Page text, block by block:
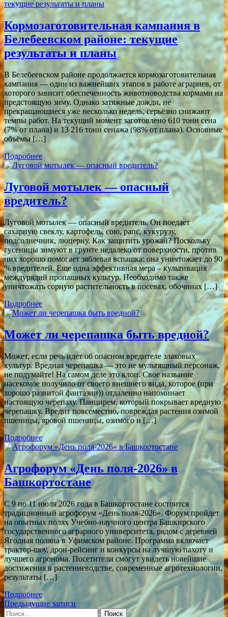
Кормозаготовительная кампания в
Белебеевском районе: текущие
результаты и планы
В Белебеевском районе продолжается кормозаготовительная
кампания — один из важнейших этапов в работе аграриев, от
которого зависит обеспеченность животноводства кормами на
предстоящую зиму. Однако затяжные дожди, не
прекращающиеся уже несколько недель, серьёзно снижают
темпы работ. На текущий момент заготовлено 610 тонн сена
(7% от плана) и 13 216 тонн сенажа (98% от плана). Основные
объёмы […]
Подробнее
Луговой мотылек — опасный
вредитель?
Луговой мотылек — опасный вредитель. Он поедает
сахарную свеклу, картофель, сою, рапс, кукурузу,
подсолнечник, люцерну. Как защитить урожай? Поскольку
гусеницы зимуют в грунте недалеко от поверхности, против
них хорошо помогает зяблевая вспашка: она уничтожает до 90
% вредителей. Еще одна эффективная мера – культивация
междурядий пропашных культур. Необходимо также
уничтожать сорную растительность в посевах, обочинах […]
Подробнее
Может ли черепашка быть вредной?
Может, если речь идет об опасном вредителе злаковых
культур. Вредная черепашка — это не мультяшный персонаж,
не подумайте! На самом деле это клоп. Свое название
насекомое получило от своего внешнего вида, которое (при
хорошо развитой фантазии)) отдаленно напоминает
настоящую черепаху. Панцирем, который покрывает вредную
черепашку. Вредит повсеместно, повреждая растения озимой
пшеницы, яровой пшеницы, озимого и […]
Подробнее
Агрофорум «День поля-2026» в
Башкортостане
С 9 по 11 июля 2026 года в Башкортостане состоится
традиционный агрофорум «День поля-2026». Форум пройдет
на опытных полях Учебно-научного центра Башкирского
государственного аграрного университета, рядом с деревней
Ягодная поляна в Уфимском районе. Программа включает
трактор-шоу, дрон-рейсинг и конкурсы на лучшую пахоту и
лучшего агронома. Посетители смогут увидеть новейшие
достижения в растениеводстве, современные агротехнологии,
результаты […]
Подробнее
Навигация
Предыдущие записи
Найти: